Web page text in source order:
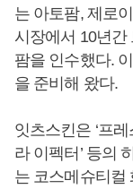
는 아토팜, 제로
시장에서 10년간
팜을 인수했다.
을 준비해 왔다.​
잇츠스킨은 ‘프
라 이펙터’ 등의
는 코스메슈티컬